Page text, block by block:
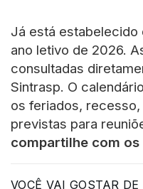
Já está estabelecido
ano letivo de 2026.
consultadas
Sintrasp. O
os feriados,
previstas para
compartilhe com os
VOCÊ VAI GOSTAR